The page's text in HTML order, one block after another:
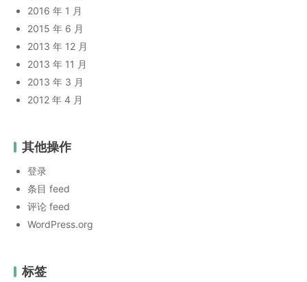
2016 年 1 月
2015 年 6 月
2013 年 12 月
2013 年 11 月
2013 年 3 月
2012 年 4 月
其他操作
登录
条目 feed
评论 feed
WordPress.org
标签